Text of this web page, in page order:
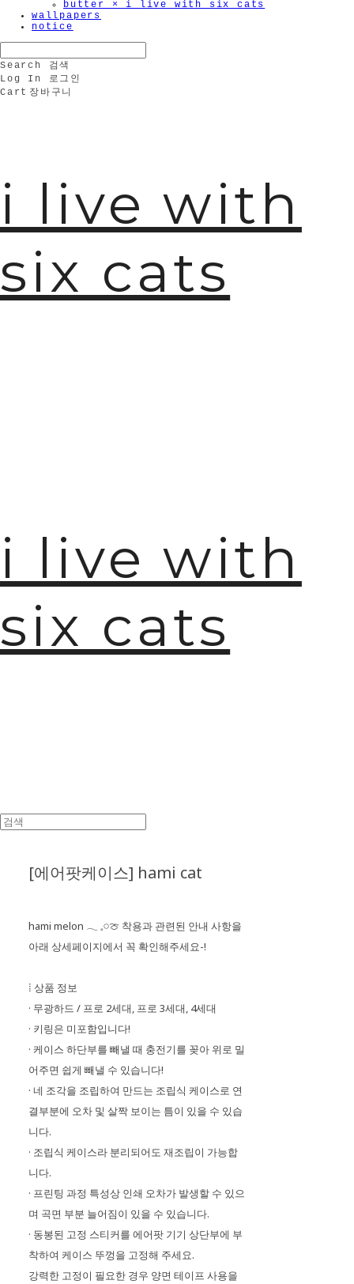
butter × i live with six cats
wallpapers
notice
Search
검색
Log In
로그인
Cart 장바구니
i live with
six cats
i live with
six cats
[에어팟케이스] hami cat
hami melon 𓂃 𓈒𓏸🍈 착용과 관련된 안내 사항을
아래 상세페이지에서 꼭 확인해주세요-!
⁞ 상품 정보
· 무광하드 / 프로 2세대, 프로 3세대, 4세대
· 키링은 미포함입니다!
· 케이스 하단부를 빼낼 때 충전기를 꽂아 위로 밀
어주면 쉽게 빼낼 수 있습니다!
· 네 조각을 조립하여 만드는 조립식 케이스로 연
결부분에 오차 및 살짝 보이는 틈이 있을 수 있습
니다.
· 조립식 케이스라 분리되어도 재조립이 가능합
니다.
· 프린팅 과정 특성상 인쇄 오차가 발생할 수 있으
며 곡면 부분 늘어짐이 있을 수 있습니다.
· 동봉된 고정 스티커를 에어팟 기기 상단부에 부
착하여 케이스 뚜껑을 고정해 주세요.
강력한 고정이 필요한 경우 양면 테이프 사용을